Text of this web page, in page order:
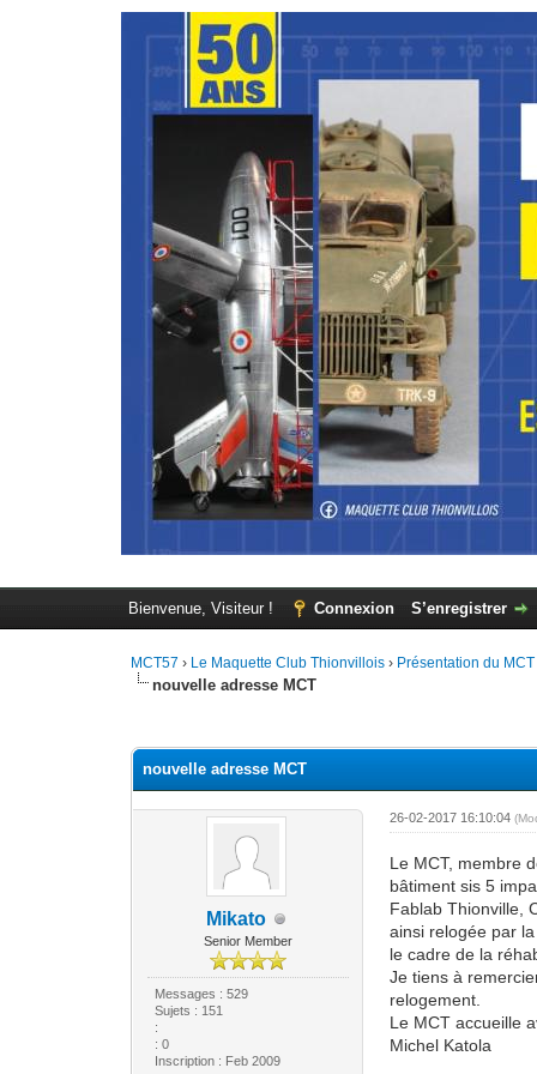
Bienvenue, Visiteur ! Connexion S’enregistrer
MCT57 › Le Maquette Club Thionvillois › Présentation du MCT
nouvelle adresse MCT
nouvelle adresse MCT
Mikato
Senior Member
Messages : 529
Sujets : 151
:
: 0
Inscription : Feb 2009
26-02-2017 16:10:04
Le MCT, membre
bâtiment sis 5
Fablab Thionville,
ainsi relogée par
le cadre de la
Je tiens à
relogement.
Le MCT accueille
Michel Katola